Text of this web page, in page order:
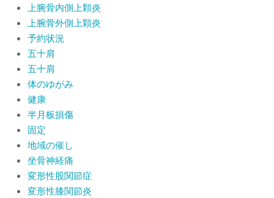
上腕骨内側上顆炎
上腕骨外側上顆炎
予約状況
五十肩
五十肩
体のゆがみ
健康
半月板損傷
固定
地域の催し
坐骨神経痛
変形性股関節症
変形性膝関節炎